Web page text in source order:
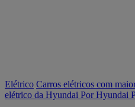
Elétrico Carros elétricos com
elétrico da Hyundai Por Hyundai